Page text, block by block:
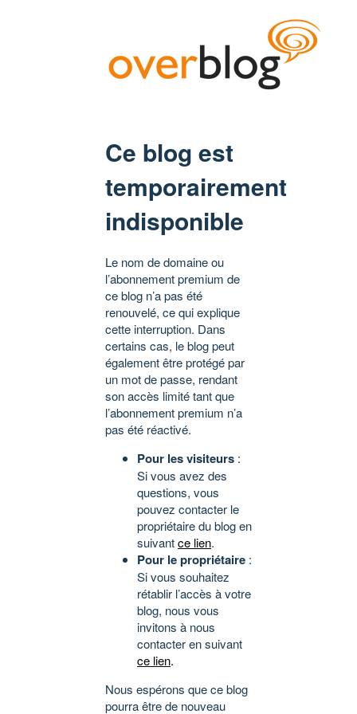
Ce blog est
temporairement
indisponible
Le nom de domaine ou
l’abonnement premium de
ce blog n’a pas été
renouvelé, ce qui explique
cette interruption. Dans
certains cas, le blog peut
également être protégé par
un mot de passe, rendant
son accès limité tant que
l’abonnement premium n’a
pas été réactivé.
Pour les visiteurs :
Si vous avez des
questions, vous
pouvez contacter le
propriétaire du blog en
suivantce lien.
Pour le propriétaire :
Si vous souhaitez
rétablir l’accès à votre
blog, nous vous
invitons à nous
contacter en suivant
ce lien.
Nous espérons que ce blog
pourra être de nouveau